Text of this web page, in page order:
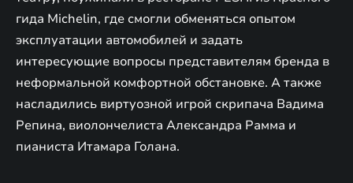
гида Michelin, где смогли обменяться опытом
эксплуатации автомобилей и задать
интересующие вопросы представителям бренда в
неформальной комфортной обстановке. А также
насладились виртуозной игрой скрипача Вадима
Репина, виолончелиста Александра Рамма и
пианиста Итамара Голана.